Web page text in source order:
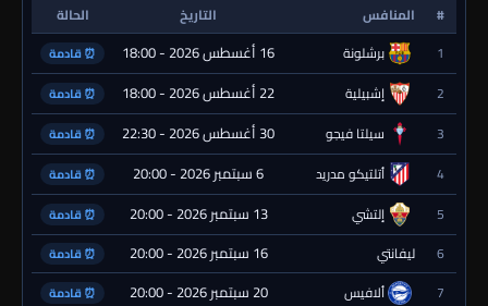
# المنافس التاريخ
الحالة
1
برشلونة 16 أغسطس 2026 - 18:00 ⏰ قادمة
2 إشبيلية 22 أغسطس 2026 - 18:00 ⏰ قادمة
3 سيلتا فيجو 30 أغسطس 2026 - 22:30 ⏰ قادمة
4 أتلتيكو مدريد 6 سبتمبر 2026 - 20:00 ⏰ قادمة
5 إلتشي 13 سبتمبر 2026 - 20:00 ⏰ قادمة
6 ليفانتي 16 سبتمبر 2026 - 20:00 ⏰ قادمة
7 ألافيس 20 سبتمبر 2026 - 20:00 ⏰ قادمة